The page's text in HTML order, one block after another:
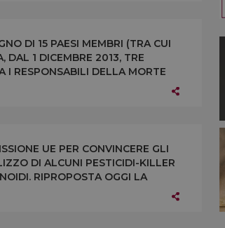
DI 15 PAESI MEMBRI (TRA CUI
DAL 1 DICEMBRE 2013, TRE
I RESPONSABILI DELLA MORTE
UE PER CONVINCERE GLI
DI ALCUNI PESTICIDI-KILLER
RIPROPOSTA OGGI LA
APPELLO